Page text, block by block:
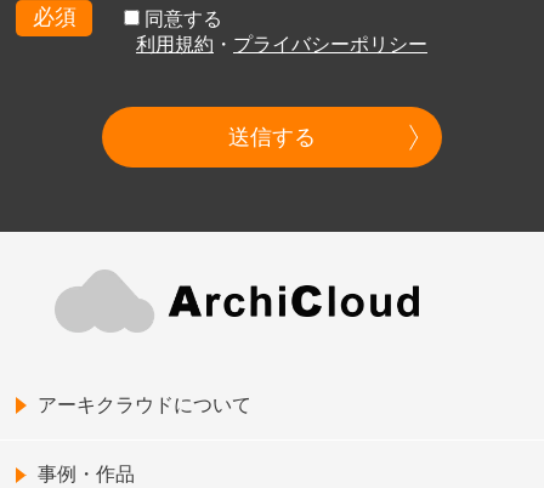
必須
同意する
利用規約 ・ プライバシーポリシー
送信する
アーキクラウドについて
事例・作品